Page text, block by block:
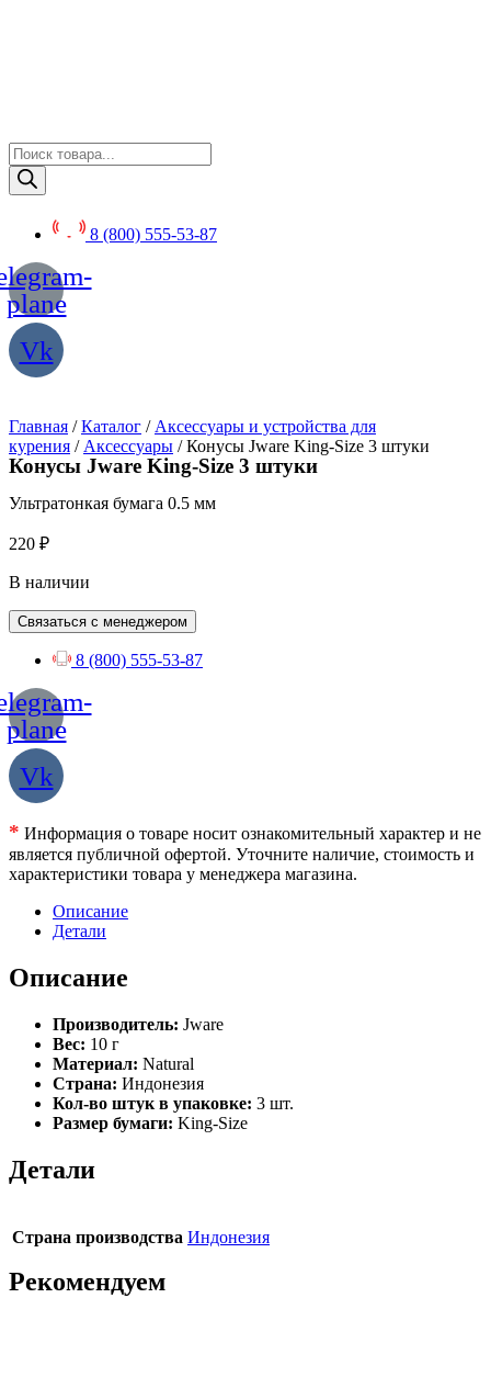
Поиск
товаров
8 (800) 555-53-87
plane
Vk
Главная /Каталог / Аксессуары и устройства для
курения / Аксессуары / Конусы Jware King-Size 3 штуки
Конусы Jware King-Size 3 штуки
Ультратонкая бумага 0.5 мм
220 ₽
В наличии
Связаться с менеджером
8 (800) 555-53-87
plane
Vk
* Информация о товаре носит ознакомительный характер и не
является публичной офертой. Уточните наличие, стоимость и
характеристики товара у менеджера магазина.
Описание
Детали
Описание
Производитель: Jware
Вес: 10 г
Материал: Natural
Страна: Индонезия
Кол-во штук в упаковке: 3 шт.
Размер бумаги: King-Size
Детали
Страна производства Индонезия
Рекомендуем